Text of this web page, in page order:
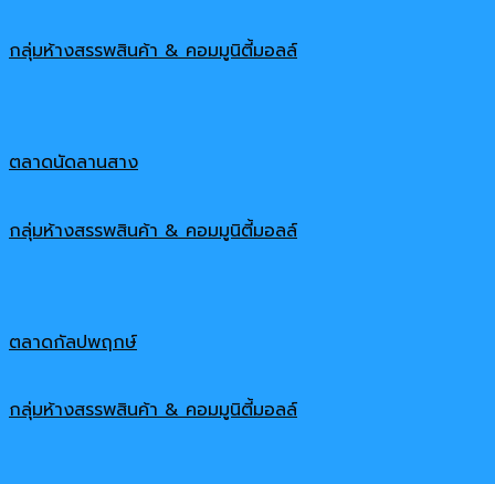
กลุ่มห้างสรรพสินค้า & คอมมูนิตี้มอลล์
ตลาดนัดลานสาง
กลุ่มห้างสรรพสินค้า & คอมมูนิตี้มอลล์
ตลาดกัลปพฤกษ์
กลุ่มห้างสรรพสินค้า & คอมมูนิตี้มอลล์